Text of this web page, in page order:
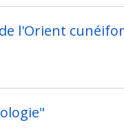
l'Orient